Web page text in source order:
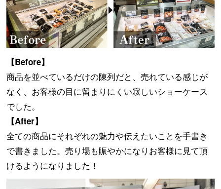
【Before】
商品を並べているだけの陳列だと、売れている感じが
なく、お客様の目に留まりにくい寂しいショーケース
でした。
【After】
全ての商品にそれぞれの魅力や伝えたいことを手書き
で書きました。売り場も賑やかになりお客様に見て頂
けるようになりました！